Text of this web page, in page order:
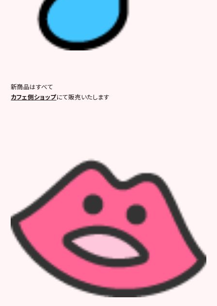
新商品はすべて
カフェ側ショップにて販売いたします